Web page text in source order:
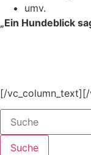
umv.
„Ein Hundeblick
[/
Suche